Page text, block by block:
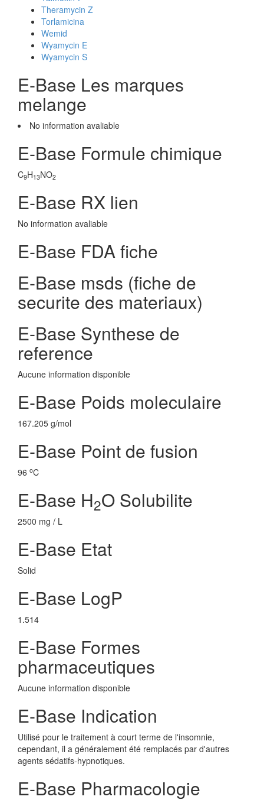
Theramycin Z
Torlamicina
Wemid
Wyamycin E
Wyamycin S
E-Base Les marques
melange
No information avaliable
E-Base Formule chimique
C9H13NO2
E-Base RX lien
No information avaliable
E-Base FDA fiche
E-Base msds (fiche de
securite des materiaux)
E-Base Synthese de
reference
Aucune information disponible
E-Base Poids moleculaire
167.205 g/mol
E-Base Point de fusion
96 oC
E-Base H2O Solubilite
2500 mg / L
E-Base Etat
Solid
E-Base LogP
1.514
E-Base Formes
pharmaceutiques
Aucune information disponible
E-Base Indication
Utilisé pour le traitement à court terme de l'insomnie,
cependant, il a généralement été remplacés par d'autres
agents sédatifs-hypnotiques.
E-Base Pharmacologie